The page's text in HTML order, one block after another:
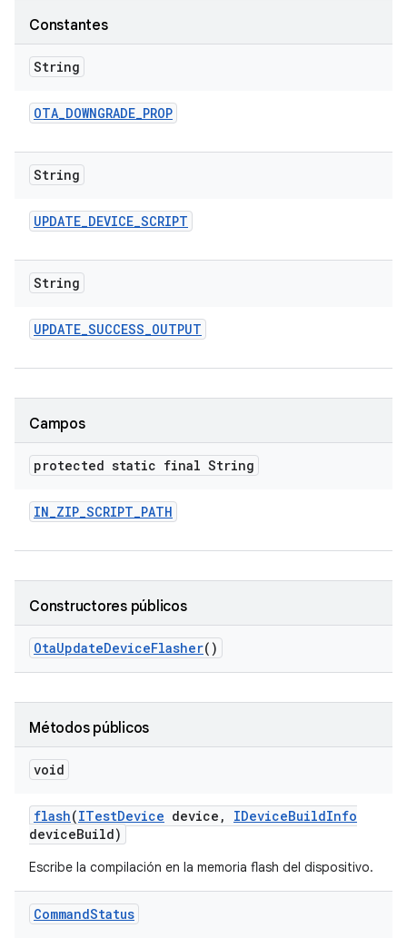
Constantes
String
OTA_DOWNGRADE_PROP
String
UPDATE_DEVICE_SCRIPT
String
UPDATE_SUCCESS_OUTPUT
Campos
protected static final String
IN_ZIP_SCRIPT_PATH
Constructores públicos
OtaUpdateDeviceFlasher()
Métodos públicos
void
flash(ITestDevice device , IDeviceBuildInfo
deviceBuild)
Escribe la compilación en la memoria flash del dispositivo.
CommandStatus